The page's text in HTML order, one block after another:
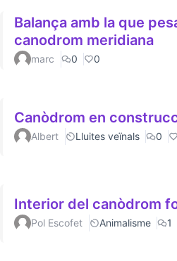
Balança amb la que
canodrom meridiana
marc 0 0
Canòdrom en
Albert Lluites veïnals 0
Interior del canòdrom
Pol Escofet Animalisme 1